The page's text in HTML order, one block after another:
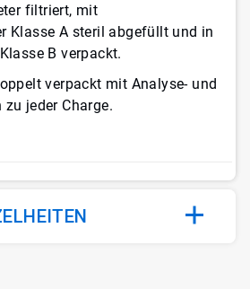
filtriert, mit
Klasse A steril abgefüllt und in
B verpackt.
verpackt mit Analyse- und
jeder Charge.​